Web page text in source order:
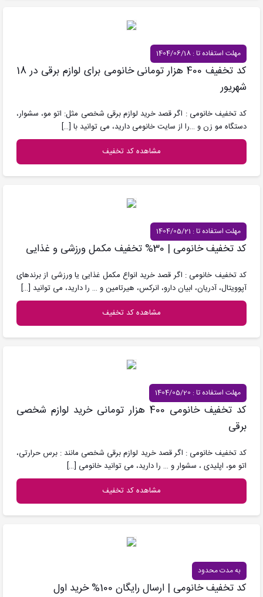
مهلت استفاده تا : 1404/06/18
کد تخفیف 400 هزار تومانی خانومی برای لوازم برقی در 18
شهریور
کد تخفیف خانومی : اگر قصد خرید لوازم برقی شخصی مثل: اتو مو، سشوار،
دستگاه مو زن و …را از سایت خانومی دارید، می توانید با […]
مشاهده کد تخفیف
مهلت استفاده تا : 1404/05/21
کد تخفیف خانومی | 30% تخفیف مکمل ورزشی و غذایی
کد تخفیف خانومی : اگر قصد خرید انواع مکمل غذایی یا ورزشی از برندهای
آپوویتال، آدریان، ابیان دارو، انرکس، هیرتامین و … را دارید، می توانید […]
مشاهده کد تخفیف
مهلت استفاده تا : 1404/05/20
کد تخفیف خانومی 400 هزار تومانی خرید لوازم شخصی
برقی
کد تخفیف خانومی : اگر قصد خرید لوازم برقی شخصی مانند : برس حرارتی،
اتو مو، اپلیدی ، سشوار و … را دارید، می توانید خانومی […]
مشاهده کد تخفیف
به مدت محدود
کد تخفیف خانومی | ارسال رایگان 100% خرید اول